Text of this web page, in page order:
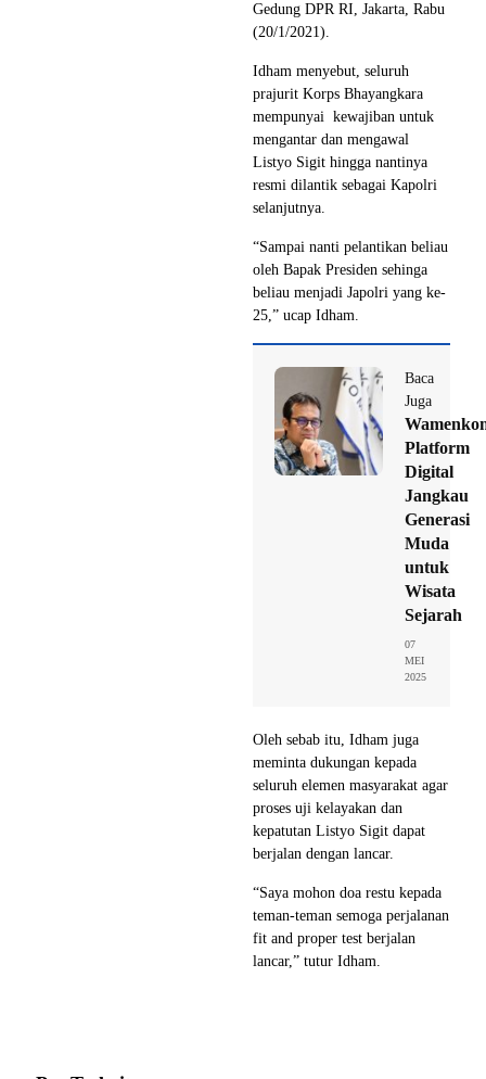
Gedung DPR RI, Jakarta, Rabu
(20/1/2021).
Idham menyebut, seluruh
prajurit Korps Bhayangkara
mempunyai kewajiban untuk
mengantar dan mengawal
Listyo Sigit hingga nantinya
resmi dilantik sebagai Kapolri
selanjutnya.
“Sampai nanti pelantikan beliau
oleh Bapak Presiden sehinga
beliau menjadi Japolri yang ke-
25,” ucap Idham.
Baca
Juga
Platform
Digital
Jangkau
Generasi
Muda
untuk
Wisata
Sejarah
07
MEI
2025
Oleh sebab itu, Idham juga
meminta dukungan kepada
seluruh elemen masyarakat agar
proses uji kelayakan dan
kepatutan Listyo Sigit dapat
berjalan dengan lancar.
“Saya mohon doa restu kepada
teman-teman semoga perjalanan
fit and proper test berjalan
lancar,” tutur Idham.